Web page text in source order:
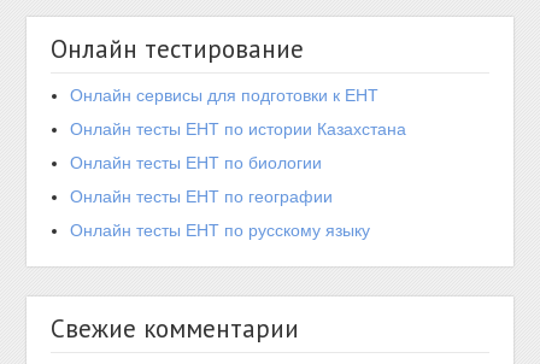
Онлайн тестирование
Онлайн сервисы для подготовки к ЕНТ
Онлайн тесты ЕНТ по истории Казахстана
Онлайн тесты ЕНТ по биологии
Онлайн тесты ЕНТ по географии
Онлайн тесты ЕНТ по русскому языку
Свежие комментарии